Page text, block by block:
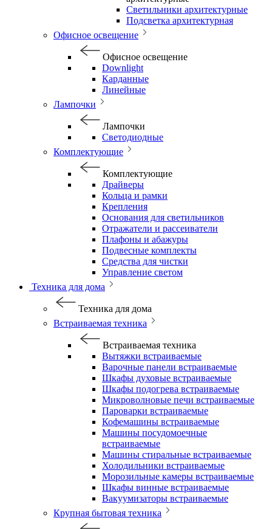
Светильники архитектурные
Подсветка архитектурная
Офисное освещение
Офисное освещение
Downlight
Карданные
Линейные
Лампочки
Лампочки
Светодиодные
Комплектующие
Комплектующие
Драйверы
Кольца и рамки
Крепления
Основания для светильников
Отражатели и рассеиватели
Плафоны и абажуры
Подвесные комплекты
Средства для чистки
Управление светом
Техника для дома
Техника для дома
Встраиваемая техника
Встраиваемая техника
Вытяжки встраиваемые
Варочные панели встраиваемые
Шкафы духовые встраиваемые
Шкафы подогрева встраиваемые
Микроволновые печи встраиваемые
Пароварки встраиваемые
Кофемашины встраиваемые
Машины посудомоечные
встраиваемые
Машины стиральные встраиваемые
Холодильники встраиваемые
Морозильные камеры встраиваемые
Шкафы винные встраиваемые
Вакуумизаторы встраиваемые
Крупная бытовая техника